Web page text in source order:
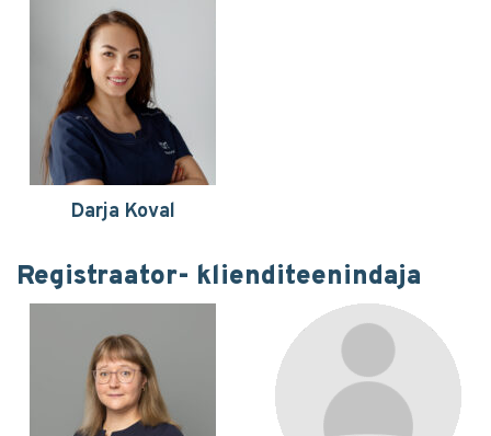
Darja Koval
Registraator- klienditeenindaja